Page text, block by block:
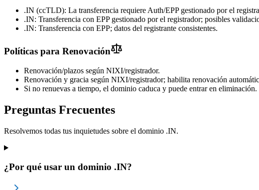
.IN (ccTLD): La transferencia requiere Auth/EPP gestionado por el
.IN: Transferencia con EPP gestionado por el registrador; posibles
.IN: Transferencia con EPP; datos del registrante consistentes.
Políticas para Renovación
Renovación/plazos según NIXI/registrador.
Renovación y gracia según NIXI/registrador; habilita renovación
Si no renuevas a tiempo, el dominio caduca y puede entrar en eliminación.
Preguntas Frecuentes
Resolvemos todas tus inquietudes sobre el dominio .IN.
¿Por qué usar un dominio .IN?